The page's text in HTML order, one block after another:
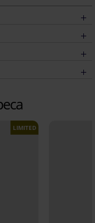
LIMITED